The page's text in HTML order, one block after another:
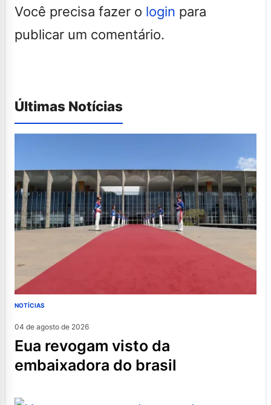
Você precisa fazer o login para
publicar um comentário.
Últimas Notícias
NOTÍCIAS
04 de agosto de 2026
eua revogam visto da
embaixadora do brasil